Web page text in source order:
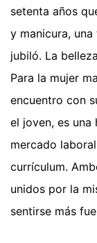
setenta años
y manicura,
jubiló. La
Para la mujer
encuentro con
el joven, es
mercado
currículum.
unidos por la
sentirse más